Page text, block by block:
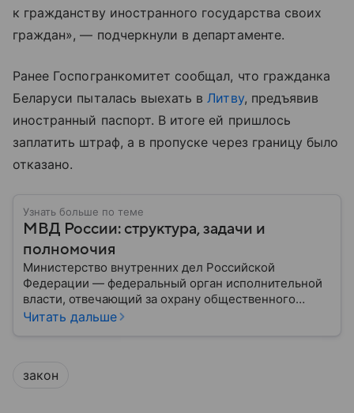
к гражданству иностранного государства своих
граждан», — подчеркнули в департаменте.
Ранее Госпогранкомитет сообщал, что гражданка
Беларуси пыталась выехать вЛитву, предъявив
иностранный паспорт. В итоге ей пришлось
заплатить штраф, а в пропуске через границу было
отказано.
Узнать больше по теме
МВД России: структура, задачи и
полномочия
Министерство внутренних дел Российской
Федерации — федеральный орган исполнительной
власти, отвечающий за охрану общественного
порядка, борьбу с преступностью, обеспечение
России, какие задачи выполняет министерство, как
Читать дальше
закон